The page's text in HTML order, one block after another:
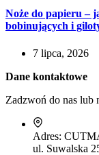
Noże do papieru –
bobinujących i
7 lipca, 2026
Dane kontaktowe
Zadzwoń do nas lub
Adres:
ul. Suwalska